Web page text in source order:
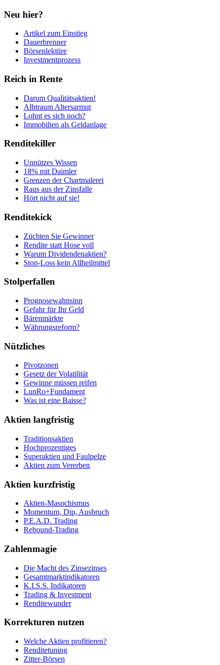
Neu hier?
Artikel zum Einstieg
Dauerbrenner
Börsenlektüre
Investmentprozess
Reich in Rente
Darum Qualitätsaktien!
Albtraum Altersarmut
Lohnt es sich noch?
Immobilien als Geldanlage
Renditekiller
Unnützes Wissen
18% mit Daimler
Grenzen der Chartmalerei
Raus aus der Zinsfalle
Hört nicht auf sie!
Renditekick
Züchten Sie Gewinner
Rendite statt Hose voll
Warum Dividendenaktien?
Stop-Loss kein Allheilmittel
Stolperfallen
Prognosewahnsinn
Gefahr für Ihr Geld
Bärenmärkte
Währungsreform?
Nützliches
Pivotzonen
Gesetz der Volatilität
Gewinne müssen reifen
LunRo+Fundament
Was ist eine Baisse?
Aktien langfristig
Traditionsaktien
Hochprozentiges
Superaktien und Faulpelze
Aktien zum Vererben
Aktien kurzfristig
Aktien-Masochismus
Momentum, Dip, Ausbruch
P.E.A.D. Trading
Rebound-Trading
Zahlenmagie
Die Macht des Zinsezinses
Gesamtmarktindikatoren
K.I.S.S. Indikatoren
Trading & Investment
Renditewunder
Korrekturen nutzen
Welche Aktien profitieren?
Renditetuning
Zitter-Börsen